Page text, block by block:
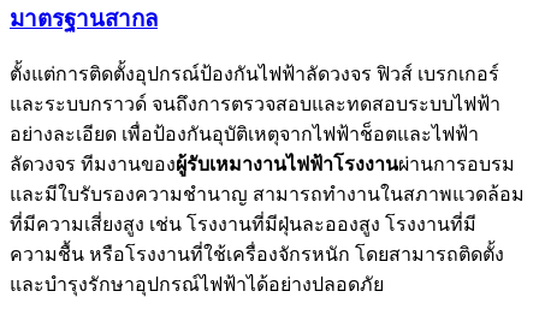
มาตรฐานสากล
ตั้งแต่การติดตั้งอุปกรณ์ป้องกันไฟฟ้าลัดวงจร ฟิวส์ เบรกเกอร์
และระบบกราวด์ จนถึงการตรวจสอบและทดสอบระบบไฟฟ้า
อย่างละเอียด เพื่อป้องกันอุบัติเหตุจากไฟฟ้าช็อตและไฟฟ้า
ลัดวงจร ทีมงานของผู้รับเหมางานไฟฟ้าโรงงานผ่านการอบรม
และมีใบรับรองความชำนาญ สามารถทำงานในสภาพแวดล้อม
ที่มีความเสี่ยงสูง เช่น โรงงานที่มีฝุ่นละอองสูง โรงงานที่มี
ความชื้น หรือโรงงานที่ใช้เครื่องจักรหนัก โดยสามารถติดตั้ง
และบำรุงรักษาอุปกรณ์ไฟฟ้าได้อย่างปลอดภัย